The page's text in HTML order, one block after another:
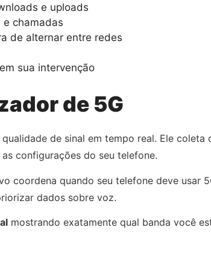
e uploads
e chamadas
de alternar entre redes
sua intervenção
de 5G
de sinal em tempo real. Ele
configurações do seu telefone.
coordena quando seu telefone deve usar
dados sobre voz.
mostrando exatamente qual banda você